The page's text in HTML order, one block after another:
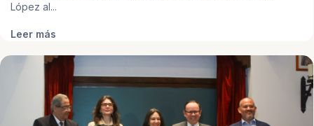
López al...
Leer más